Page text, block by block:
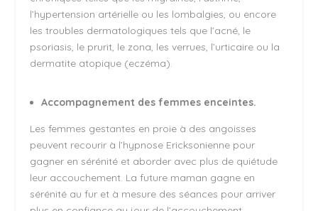
l’hypertension artérielle ou les lombalgies, ou encore
les troubles dermatologiques tels que l’acné, le
psoriasis, le prurit, le zona, les verrues, l’urticaire ou la
dermatite atopique (eczéma).
Accompagnement des femmes enceintes.
Les femmes gestantes en proie à des angoisses
peuvent recourir à l’hypnose Ericksonienne pour
gagner en sérénité et aborder avec plus de quiétude
leur accouchement. La future maman gagne en
sérénité au fur et à mesure des séances pour arriver